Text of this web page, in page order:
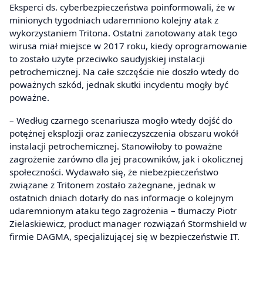
Eksperci ds. cyberbezpieczeństwa poinformowali, że w
minionych tygodniach udaremniono kolejny atak z
wykorzystaniem Tritona. Ostatni zanotowany atak tego
wirusa miał miejsce w 2017 roku, kiedy oprogramowanie
to zostało użyte przeciwko saudyjskiej instalacji
petrochemicznej. Na całe szczęście nie doszło wtedy do
poważnych szkód, jednak skutki incydentu mogły być
poważne.
– Według czarnego scenariusza mogło wtedy dojść do
potężnej eksplozji oraz zanieczyszczenia obszaru wokół
instalacji petrochemicznej. Stanowiłoby to poważne
zagrożenie zarówno dla jej pracowników, jak i okolicznej
społeczności. Wydawało się, że niebezpieczeństwo
związane z Tritonem zostało zażegnane, jednak w
ostatnich dniach dotarły do nas informacje o kolejnym
udaremnionym ataku tego zagrożenia – tłumaczy Piotr
Zielaskiewicz, product manager rozwiązań Stormshield w
firmie DAGMA, specjalizującej się w bezpieczeństwie IT.